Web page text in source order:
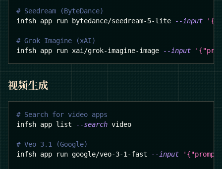
# Seedream (ByteDance)
infsh app run bytedance/seedream-5-lite
--input
# Grok Imagine (xAI)
infsh app run xai/grok-imagine-image
--input
视频生成
# Search for video apps
infsh app list
--search video
# Veo 3.1 (Google)
infsh app run google/veo-3-1-fast
--input